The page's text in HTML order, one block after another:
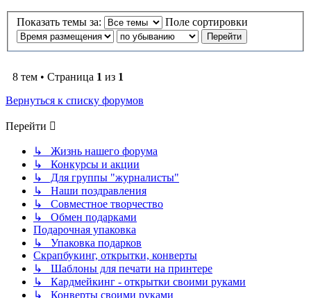
Показать темы за: Поле сортировки
8 тем • Страница 1 из 1
Вернуться к списку форумов
Перейти
↳ Жизнь нашего форума
↳ Конкурсы и акции
↳ Для группы "журналисты"
↳ Наши поздравления
↳ Совместное творчество
↳ Обмен подарками
Подарочная упаковка
↳ Упаковка подарков
Скрапбукинг, открытки, конверты
↳ Шаблоны для печати на принтере
↳ Кардмейкинг - открытки своими руками
↳ Конверты своими руками